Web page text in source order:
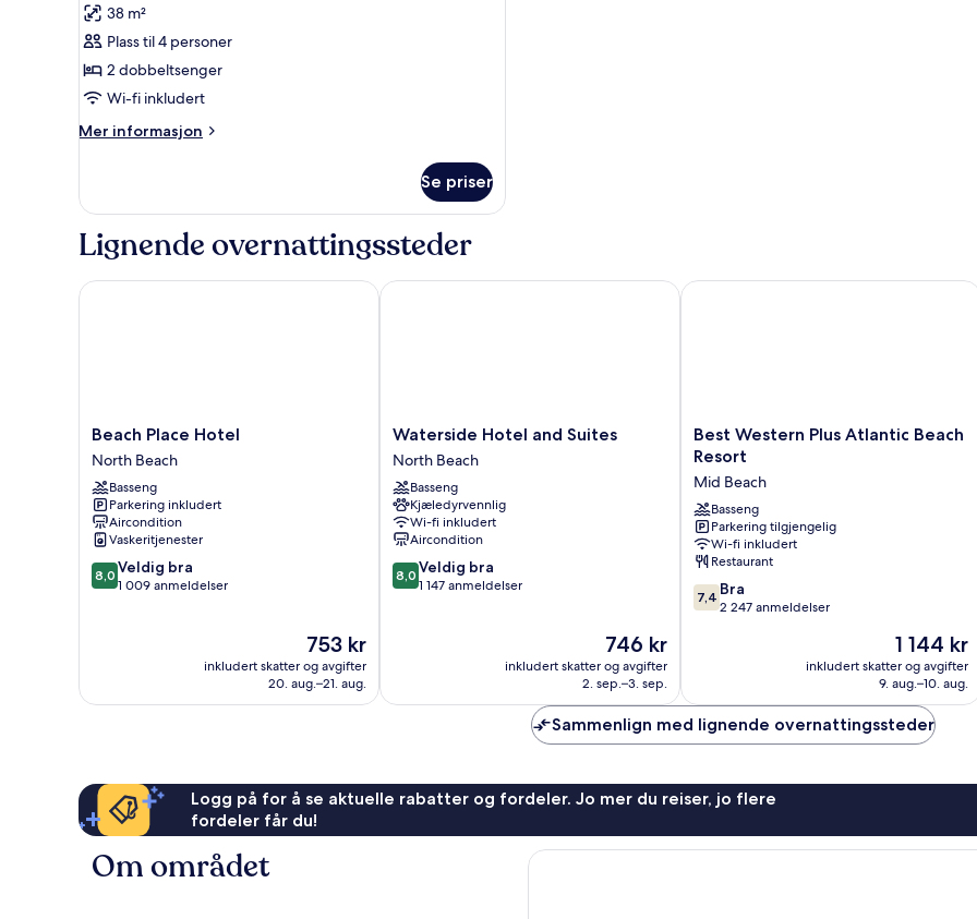
bildene
av
Standard
Double
38 m²
Plass til 4 personer
2 dobbeltsenger
Wi-fi inkludert
Mer informasjon
Mer
Double
Se priser
Lignende overnattingssteder
Beach
Place
Hotel
North
Beach
Beach Place Hotel
North Beach
Basseng
Parkering inkludert
Aircondition
Vaskeritjenester
8.0
av
8,0 Veldig bra
1 009 anmeldelser
Prisen
753 kr
753 kr
inkludert skatter og avgifter
20. aug.–21. aug.
Beach Place Hotel
Waterside
Hotel
and
Suites
North
Beach
Waterside Hotel and Suites
North Beach
Basseng
Kjæledyrvennlig
Wi-fi inkludert
Aircondition
8.0
av
8,0 Veldig bra
1 147 anmeldelser
Prisen
746 kr
746 kr
inkludert skatter og avgifter
2. sep.–3. sep.
Waterside Hotel and Suites
Best
Western
Atlantic
Beach
Resort
Mid
Beach
Best Western Plus Atlantic Beach
Resort
Mid Beach
Basseng
Parkering tilgjengelig
Wi-fi inkludert
Restaurant
7.4
av
7,4 Bra
2 247 anmeldelser
Prisen
1 144 kr
1 144 kr
inkludert skatter og avgifter
9. aug.–10. aug.
Best Western Plus Atlantic Beach
Sammenlign med lignende overnattingssteder
Logg på for å se aktuelle rabatter og fordeler. Jo mer du reiser, jo flere
fordeler får du!
Om området